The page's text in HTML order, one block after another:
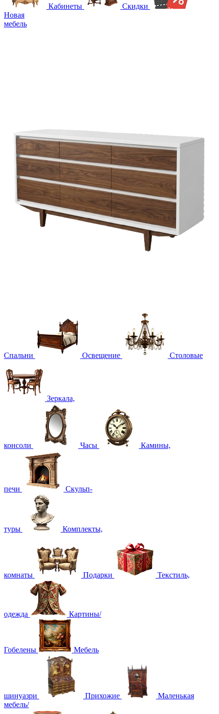
Кабинеты
Скидки
Новая
мебель
Спальни Освещение Столовые
Зеркала,
консоли Часы Камины,
печи Скульп-
туры Комплекты,
комнаты Подарки Текстиль,
одежда Картины/
Гобелены Мебель
шинуазри Прихожие
Маленькая
мебель/